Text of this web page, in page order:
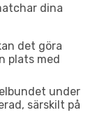
dina
det göra
plats med
under
särskilt på